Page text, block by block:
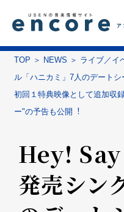
TOP NEWS ライブ／イ
ル「ハニカミ」7⼈のデート
初回１特典映像として追加収
ー"の予告も公開︕
Hey!
発売シン